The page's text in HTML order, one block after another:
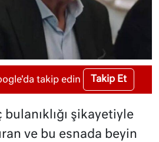
takip edin Takip Et
şikayetiyle
ve bu esnada beyin